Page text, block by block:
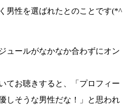
男性を選ばれた とのことです(*^
ュールがなかなか合わずにオン
てお聴きすると、
「プロフィー
しそうな男性だな！」
と思われ